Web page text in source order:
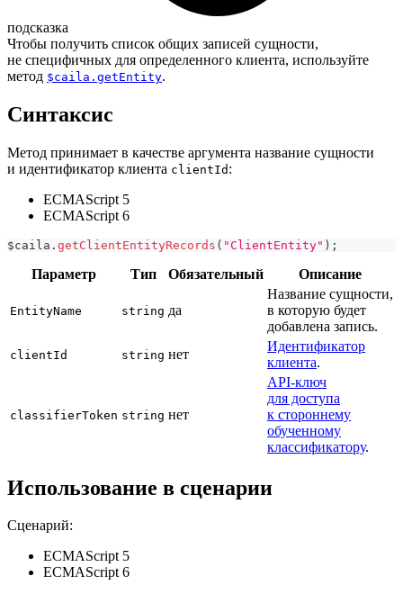
подсказка
Чтобы получить список общих записей сущности,
не специфичных для определенного клиента, используйте
метод $caila.getEntity.
Синтаксис
Метод принимает в качестве аргумента название сущности
и идентификатор клиента clientId :
ECMAScript 5
ECMAScript 6
$caila . getClientEntityRecords ( "ClientEntity" ) ;
Параметр Тип Обязательный Описание
EntityName string да
Название сущности,
в которую будет
добавлена запись.
clientId string нет
Идентификатор
клиента.
classifierToken string нет
API-ключ
для доступа
к стороннему
обученному
классификатору.
Использование в сценарии
Сценарий:
ECMAScript 5
ECMAScript 6